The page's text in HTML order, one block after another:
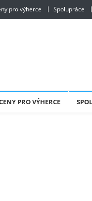
pro výherce Spolupráce
PRO VÝHERCE